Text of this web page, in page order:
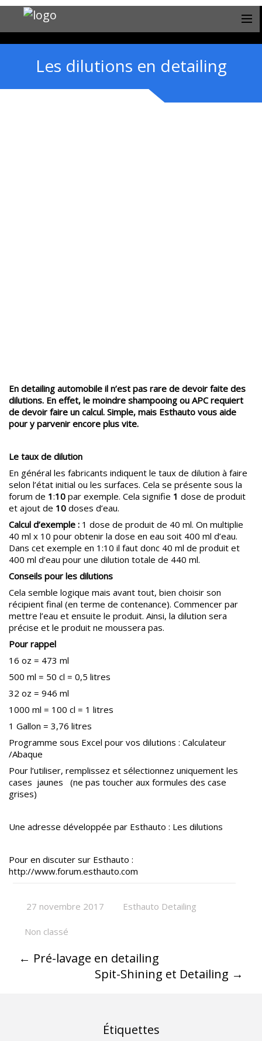
Les dilutions en detailing
En detailing automobile il n’est pas rare de devoir faite des
dilutions. En effet, le moindre shampooing ou APC requiert
de devoir faire un calcul. Simple, mais Esthauto vous aide
pour y parvenir encore plus vite.
Le taux de dilution
En général les fabricants indiquent le taux de dilution à faire
selon l’état initial ou les surfaces. Cela se présente sous la
forum de 1:10 par exemple. Cela signifie 1 dose de produit
et ajout de 10 doses d’eau.
Calcul d’exemple : 1 dose de produit de 40 ml. On multiplie
40 ml x 10 pour obtenir la dose en eau soit 400 ml d’eau.
Dans cet exemple en 1:10 il faut donc 40 ml de produit et
400 ml d’eau pour une dilution totale de 440 ml.
Conseils pour les dilutions
Cela semble logique mais avant tout, bien choisir son
récipient final (en terme de contenance). Commencer par
mettre l’eau et ensuite le produit. Ainsi, la dilution sera
précise et le produit ne moussera pas.
Pour rappel
16 oz = 473 ml
500 ml = 50 cl = 0,5 litres
32 oz = 946 ml
1000 ml = 100 cl = 1 litres
1 Gallon = 3,76 litres
Programme sous Excel pour vos dilutions : Calculateur
/Abaque
Pour l’utiliser, remplissez et sélectionnez uniquement les
cases jaunes (ne pas toucher aux formules des case
grises)
Une adresse développée par Esthauto : Les dilutions
Pour en discuter sur Esthauto :
http://www.forum.esthauto.com
27 novembre 2017 Esthauto Detailing
Non classé
← Pré-lavage en detailing
Spit-Shining et Detailing →
Étiquettes